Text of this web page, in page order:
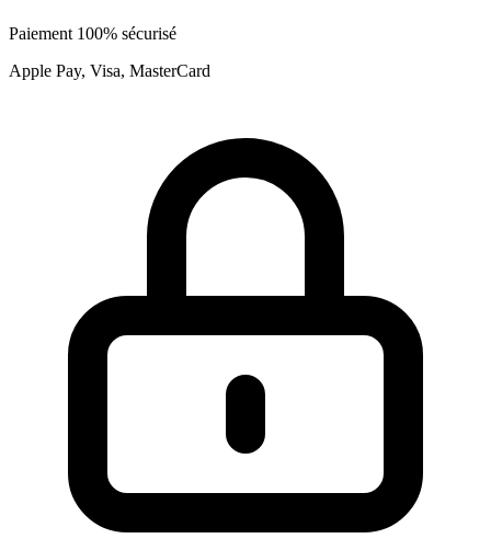
Paiement 100% sécurisé
Apple Pay, Visa, MasterCard